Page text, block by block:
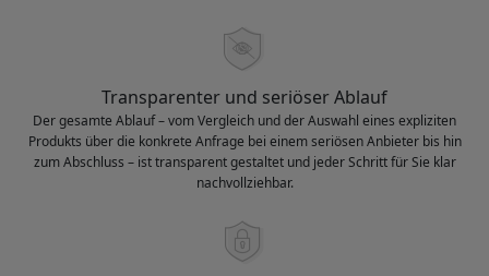
Transparenter und seriöser Ablauf
Der gesamte Ablauf – vom Vergleich und der Auswahl eines expliziten
Produkts über die konkrete Anfrage bei einem seriösen Anbieter bis hin
zum Abschluss – ist transparent gestaltet und jeder Schritt für Sie klar
nachvollziehbar.